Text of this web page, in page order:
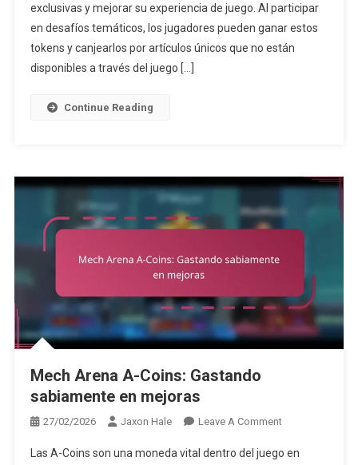
Mech
Arena:
Eventos
exclusivas y mejorar su experiencia de juego. Al participar
en desafíos temáticos, los jugadores pueden ganar estos
tokens y canjearlos por artículos únicos que no están
disponibles a través del juego […]
Continue Reading
Mech Arena A-Coins: Gastando
sabiamente en mejoras
27/02/2026 Jaxon Hale Leave A CommentOn
Arena
Las A-Coins son una moneda vital dentro del juego en